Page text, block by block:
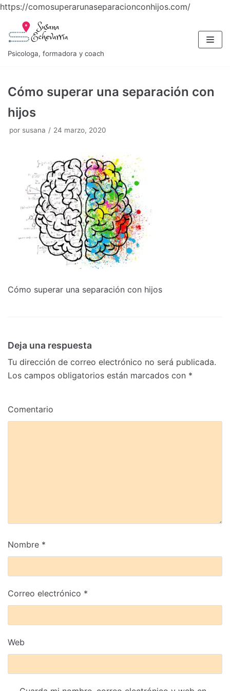
https://comosuperarunaseparacionconhijos.com/
Saltar
contenido
Psicologa, formadora y coach
Cómo superar una separación con
hijos
por susana 24 marzo, 2020
Cómo superar una separación con hijos
Deja una respuesta
Tu dirección de correo electrónico no será publicada.
Los campos obligatorios están marcados con *
Comentario
Nombre *
Correo electrónico *
Web